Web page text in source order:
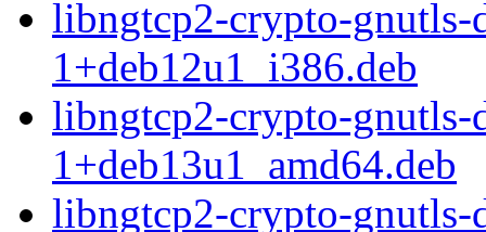
libngtcp2-crypto-gnutls-
1+deb12u1_i386.deb
libngtcp2-crypto-gnutls-
1+deb13u1_amd64.deb
libngtcp2-crypto-gnutls-